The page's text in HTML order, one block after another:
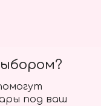
под ваш